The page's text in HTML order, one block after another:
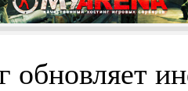
обновляет